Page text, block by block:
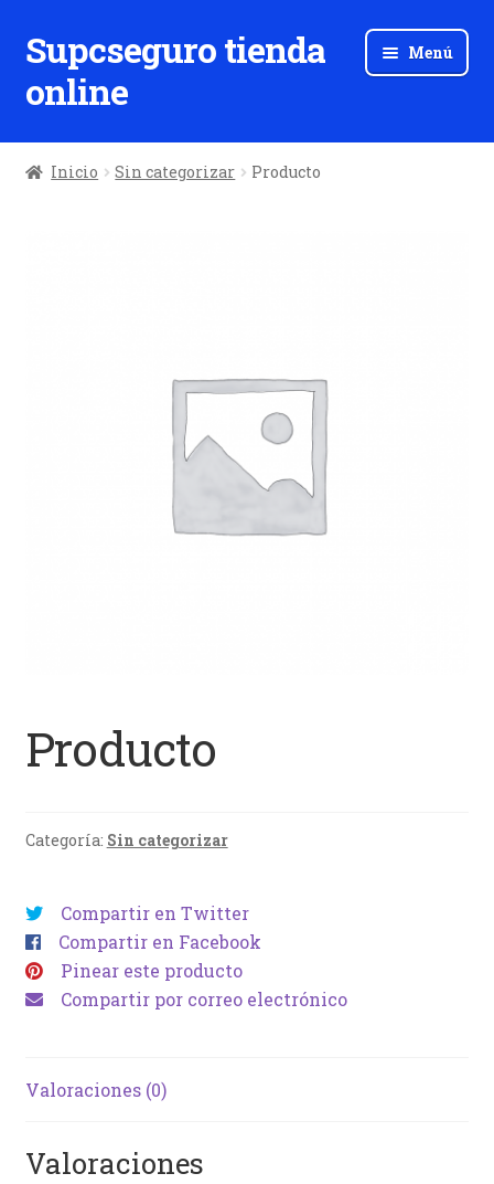
Ir
a
la
Ir
al
contenido
Supcseguro tienda
online
Menú
Inicio Sin categorizar Producto
Producto
Categoría: Sin categorizar
Compartir en Twitter
Compartir en Facebook
Pinear este producto
Compartir por correo electrónico
Valoraciones (0)
Valoraciones